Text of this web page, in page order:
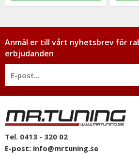
Anmäl er till vårt nyhetsbrev för
erbjudanden
Tel. 0413 - 320 02
E-post: info@mrtuning.se